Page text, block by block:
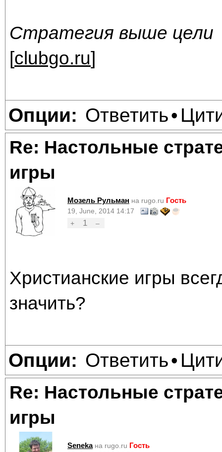
Стратегия выше цели
[clubgo.ru]
Опции: Ответить•
Re: Настольные
игры
Мозель Рульман на rugo.ru Гость
19, June, 2014 14:17
+
1 –
Христианские игры
значить?
Опции: Ответить•
Re: Настольные
игры
Seneka на rugo.ru Гость